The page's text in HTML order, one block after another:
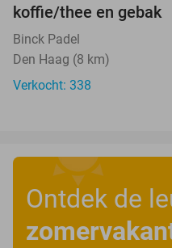
koffie/thee en gebak
Binck Padel
Den Haag (8 km)
Verkocht: 338
Ontdek de